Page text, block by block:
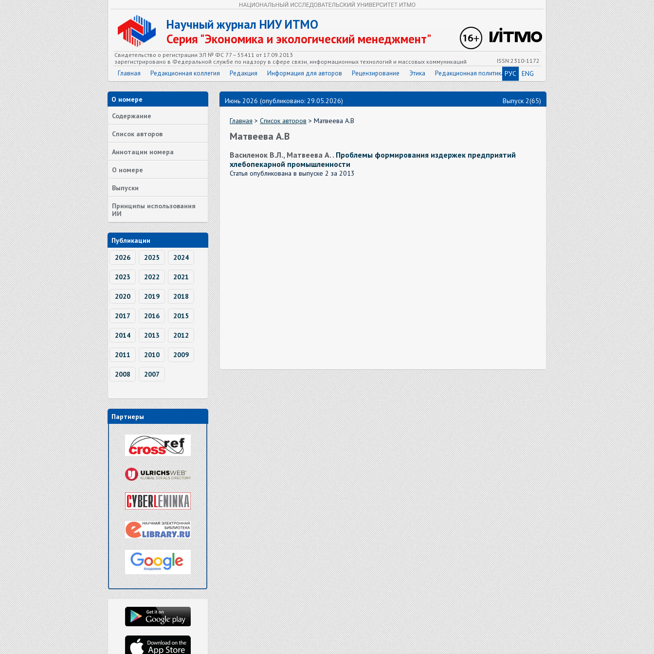
Научный журнал НИУ ИТМО
Серия "Экономика и экологический менеджмент"
Свидетельство о регистрации ЭЛ № ФС 77 – 55411 от 17.09.2013
зарегистрировано в Федеральной службе по надзору в сфере связи, информационных технологий и массовых коммуникаций
ISSN:2310-1172
Главная Редакционная коллегия Редакция Информация для авторов Рецензирование Этика Редакционная политика РУС ENG
О номере
Содержание
Список авторов
Аннотации номера
О номере
Выпуски
Принципы использования
ИИ
Публикации
2026
2025 2024
2023 2022 2021
2020 2019 2018
2017 2016 2015
2014 2013 2012
2011 2010 2009
2008 2007
Партнеры
Июнь 2026 (опубликовано: 29.05.2026) Выпуск 2(65)
Главная > Список авторов > Матвеева А.В
Матвеева А.В
Василенок В.Л., Матвеева А. . Проблемы формирования издержек предприятий
хлебопекарной промышленности
Статья опубликована в выпуске 2 за 2013